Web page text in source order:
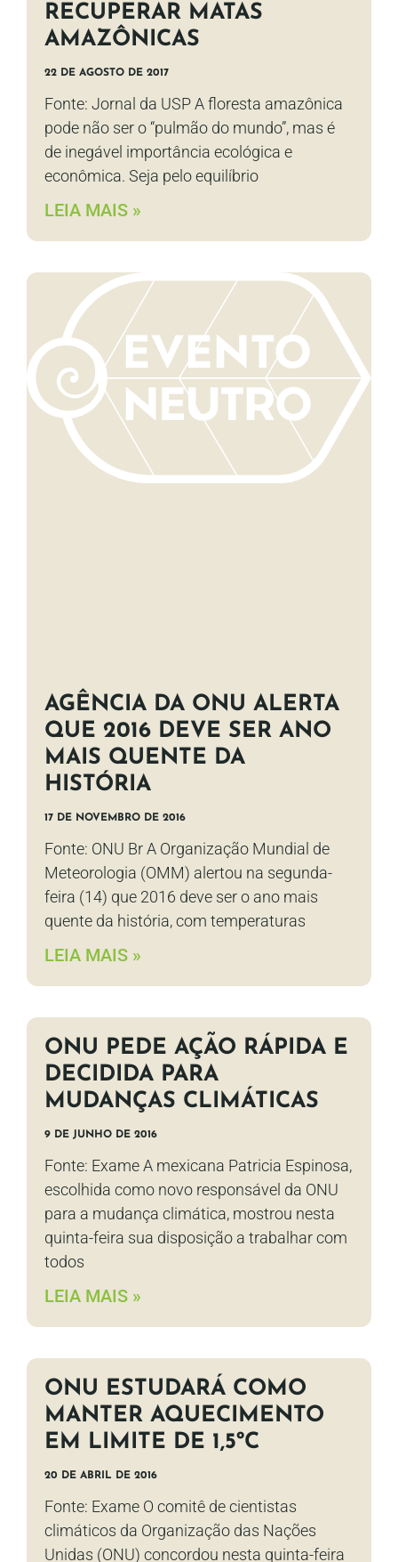
RECUPERAR MATAS
AMAZÔNICAS
22 DE AGOSTO DE 2017
Fonte: Jornal da USP A floresta amazônica
pode não ser o “pulmão do mundo”, mas é
de inegável importância ecológica e
econômica. Seja pelo equilíbrio
LEIA MAIS »
AGÊNCIA DA ONU ALERTA
QUE 2016 DEVE SER ANO
MAIS QUENTE DA
HISTÓRIA
17 DE NOVEMBRO DE 2016
Fonte: ONU Br A Organização Mundial de
Meteorologia (OMM) alertou na segunda-
feira (14) que 2016 deve ser o ano mais
quente da história, com temperaturas
LEIA MAIS »
ONU PEDE AÇÃO RÁPIDA E
DECIDIDA PARA
MUDANÇAS CLIMÁTICAS
9 DE JUNHO DE 2016
Fonte: Exame A mexicana Patricia Espinosa,
escolhida como novo responsável da ONU
para a mudança climática, mostrou nesta
quinta-feira sua disposição a trabalhar com
todos
LEIA MAIS »
ONU ESTUDARÁ COMO
MANTER AQUECIMENTO
EM LIMITE DE 1,5ºC
20 DE ABRIL DE 2016
Fonte: Exame O comitê de cientistas
climáticos da Organização das Nações
Unidas (ONU) concordou nesta quinta-feira